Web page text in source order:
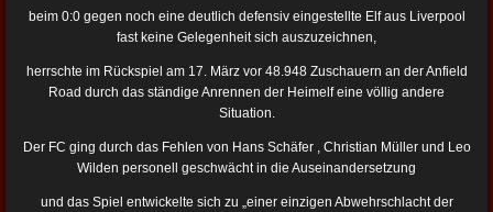
beim 0:0 gegen noch eine deutlich defensiv eingestellte Elf aus Liverpool
fast keine Gelegenheit sich auszuzeichnen,
herrschte im Rückspiel am 17. März vor 48.948 Zuschauern an der Anfield
Road durch das ständige Anrennen der Heimelf eine völlig andere
Situation.
Der FC ging durch das Fehlen von Hans Schäfer , Christian Müller und Leo
Wilden personell geschwächt in die Auseinandersetzung
und das Spiel entwickelte sich zu „einer einzigen Abwehrschlacht der